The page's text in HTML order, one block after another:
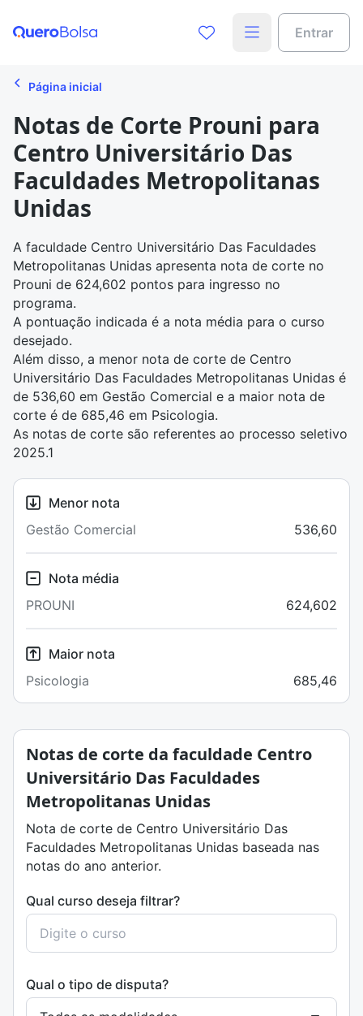
Entrar
Página inicial
Notas de Corte Prouni para
Centro Universitário Das
Faculdades Metropolitanas
Unidas
A faculdade Centro Universitário Das Faculdades
Metropolitanas Unidas apresenta nota de corte no
Prouni de 624,602 pontos para ingresso no
programa.
A pontuação indicada é a nota média para o curso
desejado.
Além disso, a menor nota de corte de Centro
Universitário Das Faculdades Metropolitanas Unidas é
de 536,60 em Gestão Comercial e a maior nota de
corte é de 685,46 em Psicologia.
As notas de corte são referentes ao processo seletivo
2025.1
Menor nota
Gestão Comercial
536,60
Nota média
PROUNI
624,602
Maior nota
Psicologia
685,46
Notas de corte da faculdade Centro
Universitário Das Faculdades
Metropolitanas Unidas
Nota de corte de Centro Universitário Das
Faculdades Metropolitanas Unidas baseada nas
notas do ano anterior.
Qual curso deseja filtrar?
Qual o tipo de disputa?